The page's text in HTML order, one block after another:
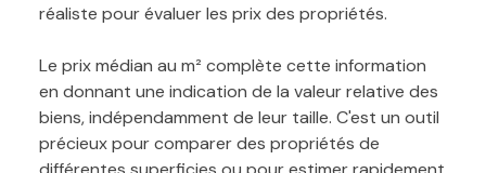
réaliste pour évaluer les prix des propriétés.
Le prix médian au m² complète cette information
en donnant une indication de la valeur relative des
biens, indépendamment de leur taille. C'est un outil
précieux pour comparer des propriétés de